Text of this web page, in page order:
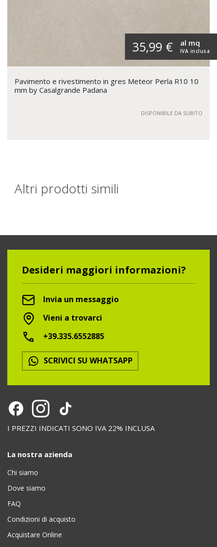
35,99 € IVA inclusa
al mq
Pavimento e rivestimento in gres Meteor Perla R10 10
mm by Casalgrande Padana
DISPONIBILE DA SUBITO
Altri prodotti simili
Desideri maggiori informazioni?
Invia un messaggio
Vieni a trovarci
+39.335.6552885
SCRIVICI SU WHATSAPP
I PREZZI INDICATI SONO IVA 22% INCLUSA
La nostra azienda
Chi siamo
Dove siamo
FAQ
Condizioni di acquisto
Acquistare Online